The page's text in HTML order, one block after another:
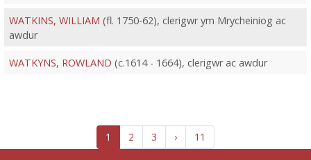
WATKINS, WILLIAM (fl. 1750-62), clerigwr ym Mrycheiniog ac
awdur
WATKYNS, ROWLAND (c.1614 - 1664), clerigwr ac awdur
1 2 3 › 11